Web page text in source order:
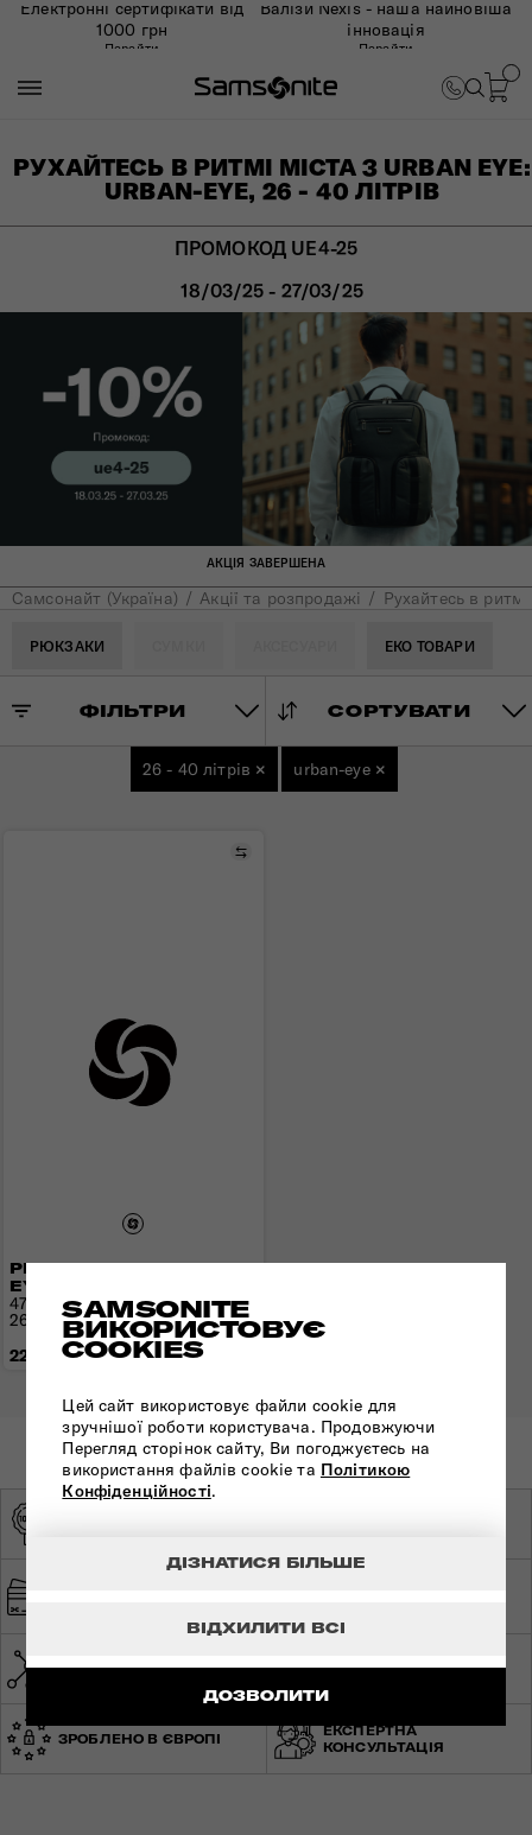
Електронні сертифікати від
1000 грн
Перейти
Валізи Nexis - наша найновіша
інновація
Перейти
SAMSONITE
ВИКОРИСТОВУЄ
COOKIES
Цей сайт використовує файли cookie для
зручнішої роботи користувача. Продовжуючи
Перегляд сторінок сайту, Ви погоджуєтесь на
використання файлів cookie та Політикою
Конфіденційності.
ДОЗВОЛИТИ
ВІДХИЛИТИ ВСІ
ДІЗНАТИСЯ БІЛЬШЕ
РУХАЙТЕСЬ В РИТМІ МІСТА З URBAN EYE:
URBAN-EYE, 26 - 40 ЛІТРІВ
ПРОМОКОД UE4-25
18/03/25 - 27/03/25
АКЦІЯ ЗАВЕРШЕНА
Самсонайт (Україна) Акції та розпродажі Рухайтесь в
РЮКЗАКИ ЕКО ТОВАРИ
ФІЛЬТРИ СОРТУВАТИ
26 - 40 літрів × urban-eye ×
РЮКЗАК 17,3" URBAN-
EYE
Порівняти
47x32x22(25) см | 1,4 кг |
26(35) л
22 220 грн
СВІТОВА ГАРАНТІЯ
ЗРОБЛЕНО В ЄВРОПІ
ЕКСПЕРТНА
КОНСУЛЬТАЦІЯ